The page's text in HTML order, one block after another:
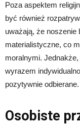
Poza aspektem
być również
uważają, że noszenie
materialistyczne, co
moralnymi.
wyrazem
pozytywnie odbierane.
Osobiste